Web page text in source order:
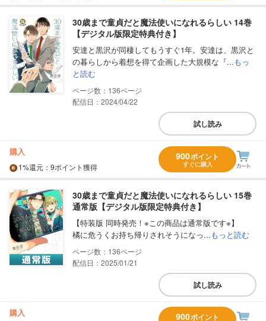
30歳まで童貞だと魔法使いになれるらしい 14巻
【デジタル版限定特典付き】
安達と黒沢が同棲してもうすぐ1年。安達は、黒沢と
の暮らしから着想を得て企画した大規模な『...もっ
と読む
136
配信日：2024/04/22
試し読み
購入
1%還元 ：9ポイント獲得
900ポイント
すぐに購入
30歳まで童貞だと魔法使いになれるらしい 15巻
通常版【デジタル版限定特典付き】
【特装版 同時発売！※この商品は通常版です※】
橘に危うくお持ち帰りされそうになっ...もっと読む
136
配信日：2025/01/21
試し読み
購入 900ポイント